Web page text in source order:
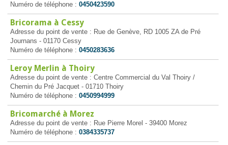
Numéro de téléphone : 0450423590
Bricorama à Cessy
Adresse du point de vente : Rue de Genève, RD 1005 ZA de Pré
Journans - 01170 Cessy
Numéro de téléphone : 0450283636
Leroy Merlin à Thoiry
Adresse du point de vente : Centre Commercial du Val Thoiry /
Chemin du Pré Jacquet - 01710 Thoiry
Numéro de téléphone : 0450994999
Bricomarché à Morez
Adresse du point de vente : Rue Pierre Morel - 39400 Morez
Numéro de téléphone : 0384335737